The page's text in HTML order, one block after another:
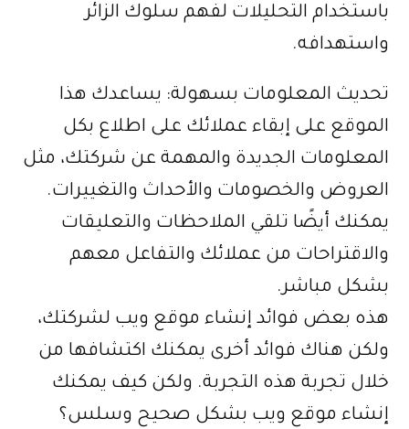
باستخدام التحليلات لفهم سلوك الزائر
واستهدافه.
تحديث المعلومات بسهولة: يساعدك هذا
الموقع على إبقاء عملائك على اطلاع بكل
المعلومات الجديدة والمهمة عن شركتك، مثل
العروض والخصومات والأحداث والتغييرات.
يمكنك أيضًا تلقي الملاحظات والتعليقات
والاقتراحات من عملائك والتفاعل معهم
بشكل مباشر.
هذه بعض فوائد إنشاء موقع ويب لشركتك،
ولكن هناك فوائد أخرى يمكنك اكتشافها من
خلال تجربة هذه التجربة. ولكن كيف يمكنك
إنشاء موقع ويب بشكل صحيح وسلس؟